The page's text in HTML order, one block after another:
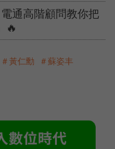
通高階顧問教你把
🔥
＃黃仁勳
＃蘇姿丰